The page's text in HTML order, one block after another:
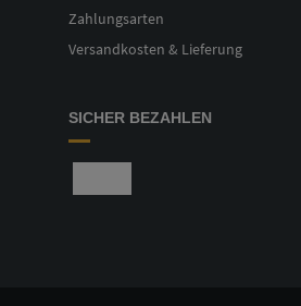
Zahlungsarten
Versandkosten & Lieferung
SICHER BEZAHLEN